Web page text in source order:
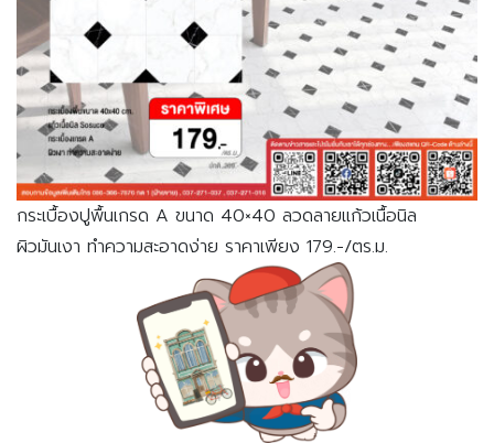
กระเบื้องปูพื้นเกรด A ขนาด 40×40 ลวดลายแก้วเนื้อนิล
ผิวมันเงา ทำความสะอาดง่าย ราคาเพียง 179.-/ตร.ม.